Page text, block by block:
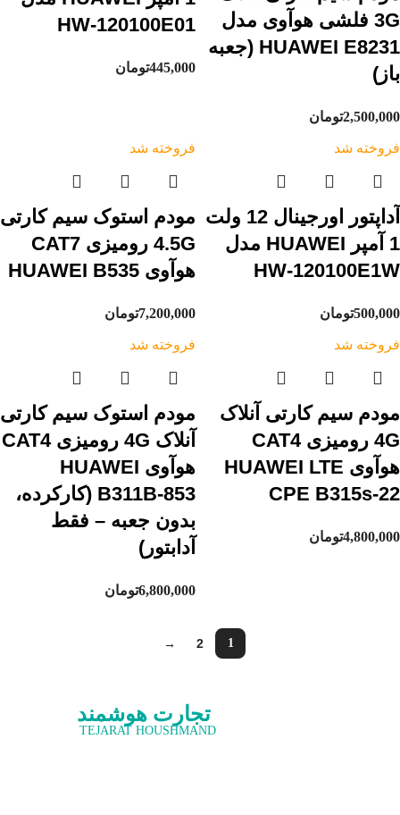
3G فلشی هوآوی مدل
HUAWEI E8231 (جعبه
باز)
2,500,000تومان
HW-120100E01
445,000تومان
فروخته شد
آداپتور اورجینال 12 ولت
1 آمپر HUAWEI مدل
HW-120100E1W
500,000تومان
فروخته شد
مودم استوک سیم کارتی
4.5G رومیزی CAT7
هوآوی HUAWEI B535
7,200,000تومان
فروخته شد
مودم سیم کارتی آنلاک
4G رومیزی CAT4
هوآوی HUAWEI LTE
CPE B315s-22
4,800,000تومان
فروخته شد
مودم استوک سیم کارتی
آنلاک 4G رومیزی CAT4
هوآوی HUAWEI
B311B-853 (کارکرده،
بدون جعبه – فقط
آدابتور)
6,800,000تومان
1
2
→
تجارت هوشمند
TEJARAT HOUSHMAND